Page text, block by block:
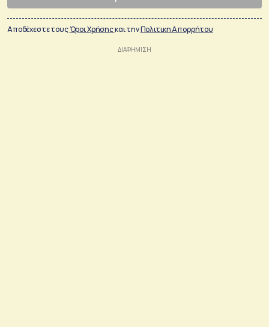
Αποδέχεστε τουςΌροι Χρήσηςκαι τηνΠολιτικη Απορρήτου